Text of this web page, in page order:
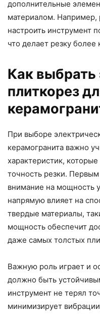
дополнительные
материалом. Например,
настроить инструмент
что делает резку
Как выбрать
плиткорез
При выборе
керамогранита важно
характеристик,
точность резки.
внимание на мощность
напрямую влияет на
твердые материалы,
мощность обеспечит
даже самых толстых
Важную роль играет и
должно быть
инструмент не терял
минимизирует